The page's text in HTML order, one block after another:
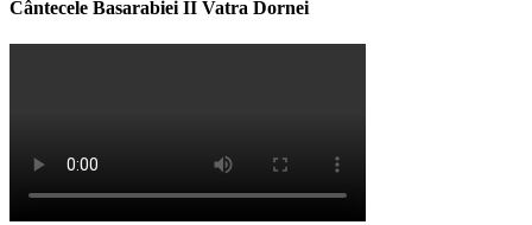
Cântecele Basarabiei II Vatra Dornei